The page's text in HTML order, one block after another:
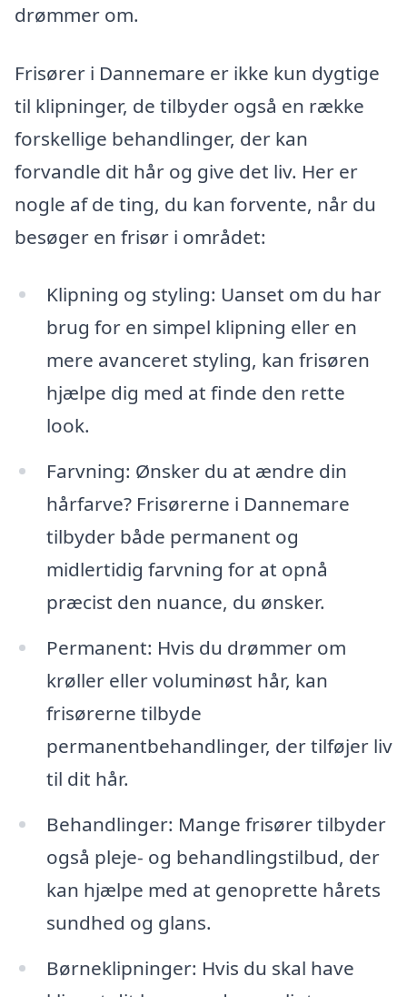
drømmer om.
Frisører i Dannemare er ikke kun dygtige
til klipninger, de tilbyder også en række
forskellige behandlinger, der kan
forvandle dit hår og give det liv. Her er
nogle af de ting, du kan forvente, når du
besøger en frisør i området:
Klipning og styling: Uanset om du har
brug for en simpel klipning eller en
mere avanceret styling, kan frisøren
hjælpe dig med at finde den rette
look.
Farvning: Ønsker du at ændre din
hårfarve? Frisørerne i Dannemare
tilbyder både permanent og
midlertidig farvning for at opnå
præcist den nuance, du ønsker.
Permanent: Hvis du drømmer om
krøller eller voluminøst hår, kan
frisørerne tilbyde
permanentbehandlinger, der tilføjer liv
til dit hår.
Behandlinger: Mange frisører tilbyder
også pleje- og behandlingstilbud, der
kan hjælpe med at genoprette hårets
sundhed og glans.
Børneklipninger: Hvis du skal have